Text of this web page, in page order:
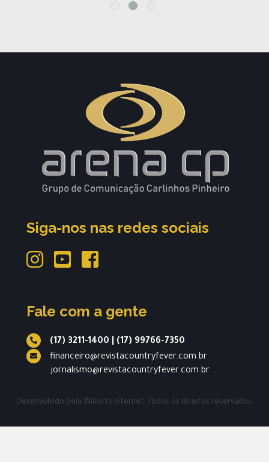
Siga-nos nas redes sociais
Fale com a gente
(17) 3211-1400
(17) 99766-7350
financeiro@revistacountryfever.com.br
jornalismo@revistacountryfever.com.br
Desenvolvido pela Williarts Internet. Todos os direitos reservados.